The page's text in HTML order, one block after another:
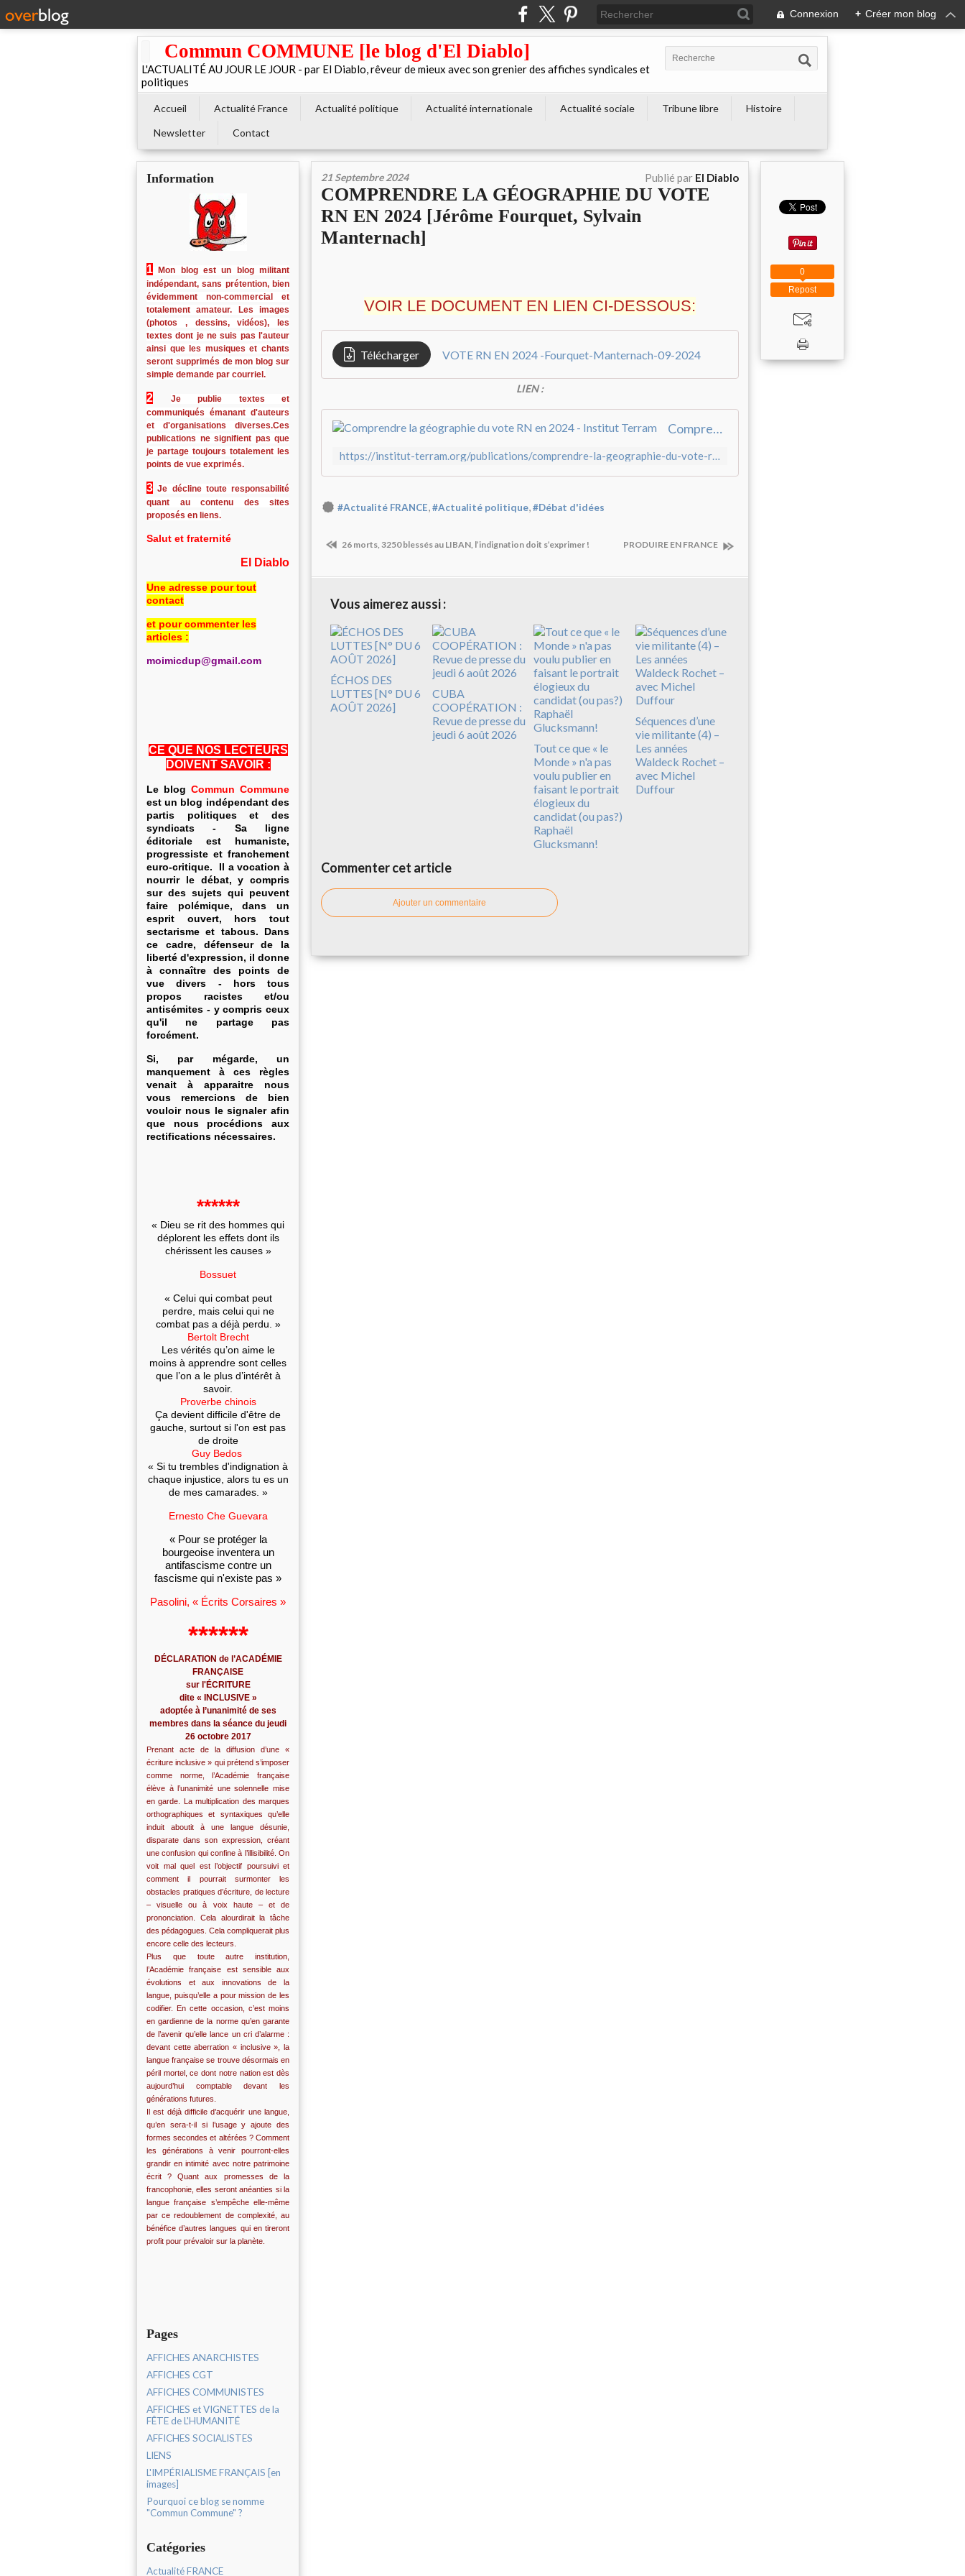
Connexion + Créer mon blog
Commun COMMUNE [le blog d'El Diablo]
L'ACTUALITÉ AU JOUR LE JOUR - par El Diablo, rêveur de mieux avec son grenier des affiches syndicales et
politiques
Accueil Actualité France Actualité politique Actualité internationale Actualité sociale Tribune libre
Histoire
Newsletter
Contact
Information
1
Mon blog est un blog militant
indépendant, sans prétention, bien
évidemment non-commercial et
totalement amateur. Les images
(photos , dessins, vidéos), les
textes dont je ne suis pas l'auteur
ainsi que les musiques et chants
seront supprimés de mon blog sur
simple demande par courriel.
2
Je publie textes et
communiqués émanant d'auteurs
et d'organisations diverses.Ces
publications ne signifient pas que
je partage toujours totalement les
points de vue exprimés.
3 Je décline toute responsabilité
quant au contenu des sites
proposés en liens.
Salut et fraternité
El Diablo
Une adresse pour tout
contact
et pour commenter les
articles :
moimicdup@gmail.com
CE QUE NOS LECTEURS
DOIVENT SAVOIR :
Le blog Commun Commune
est un blog indépendant des
partis politiques et des
syndicats - Sa ligne
éditoriale est humaniste,
progressiste et franchement
euro-critique. Il a vocation à
nourrir le débat, y compris
sur des sujets qui peuvent
faire polémique, dans un
esprit ouvert, hors tout
sectarisme et tabous. Dans
ce cadre, défenseur de la
liberté d'expression, il donne
à connaître des points de
vue divers - hors tous
propos racistes et/ou
antisémites - y compris ceux
qu'il ne partage pas
forcément.
Si, par mégarde, un
manquement à ces règles
venait à apparaitre nous
vous remercions de bien
vouloir nous le signaler afin
que nous procédions aux
rectifications nécessaires.
******
« Dieu se rit des hommes qui
déplorent les effets dont ils
chérissent les causes »
Bossuet
« Celui qui combat peut
perdre, mais celui qui ne
combat pas a déjà perdu. »
Bertolt Brecht
Les vérités qu’on aime le
moins à apprendre sont celles
que l’on a le plus d’intérêt à
savoir.
Proverbe chinois
Ça devient difficile d'être de
gauche, surtout si l'on est pas
de droite
Guy Bedos
« Si tu trembles d'indignation à
chaque injustice, alors tu es un
de mes camarades. »
Ernesto Che Guevara
« Pour se protéger la
bourgeoise inventera un
antifascisme contre un
fascisme qui n'existe pas »
Pasolini, « Écrits Corsaires »
******
DÉCLARATION de l’ACADÉMIE
FRANÇAISE
sur l'ÉCRITURE
dite « INCLUSIVE »
adoptée à l’unanimité de ses
membres dans la séance du jeudi
26 octobre 2017
Prenant acte de la diffusion d’une «
écriture inclusive » qui prétend s’imposer
comme norme, l’Académie française
élève à l’unanimité une solennelle mise
en garde. La multiplication des marques
orthographiques et syntaxiques qu’elle
induit aboutit à une langue désunie,
disparate dans son expression, créant
une confusion qui confine à l’illisibilité. On
voit mal quel est l’objectif poursuivi et
comment il pourrait surmonter les
obstacles pratiques d’écriture, de lecture
– visuelle ou à voix haute – et de
prononciation. Cela alourdirait la tâche
des pédagogues. Cela compliquerait plus
encore celle des lecteurs.
Plus que toute autre institution,
l’Académie française est sensible aux
évolutions et aux innovations de la
langue, puisqu’elle a pour mission de les
codifier. En cette occasion, c’est moins
en gardienne de la norme qu’en garante
de l’avenir qu’elle lance un cri d’alarme :
devant cette aberration « inclusive », la
langue française se trouve désormais en
péril mortel, ce dont notre nation est dès
aujourd’hui comptable devant les
générations futures.
Il est déjà difficile d’acquérir une langue,
qu’en sera-t-il si l’usage y ajoute des
formes secondes et altérées ? Comment
les générations à venir pourront-elles
grandir en intimité avec notre patrimoine
écrit ? Quant aux promesses de la
francophonie, elles seront anéanties si la
langue française s’empêche elle-même
par ce redoublement de complexité, au
bénéfice d’autres langues qui en tireront
profit pour prévaloir sur la planète.
Pages
AFFICHES ANARCHISTES
AFFICHES CGT
AFFICHES COMMUNISTES
AFFICHES et VIGNETTES de la
FÊTE de L'HUMANITÉ
AFFICHES SOCIALISTES
LIENS
L'IMPÉRIALISME FRANÇAIS [en
images]
Pourquoi ce blog se nomme
"Commun Commune" ?
Catégories
Actualité FRANCE
21 Septembre 2024 Publié par El Diablo
COMPRENDRE LA GÉOGRAPHIE DU VOTE
RN EN 2024 [Jérôme Fourquet, Sylvain
Manternach]
VOIR LE DOCUMENT EN LIEN CI-DESSOUS:
Télécharger VOTE RN EN 2024 -Fourquet-Manternach-09-2024
LIEN :
Comprendre la géographie du vote RN en 2024 - Institut Terram
https://institut-terram.org/publications/comprendre-la-geographie-du-vote-rn-en-2024/
#Actualité FRANCE,#Actualité politique,#Débat d'idées
26 morts, 3250 blessés au LIBAN, l’indignation doit s’exprimer ! PRODUIRE EN FRANCE
Vous aimerez aussi :
ÉCHOS DES
LUTTES [N° DU 6
AOÛT 2026]
CUBA
COOPÉRATION :
Revue de presse du
jeudi 6 août 2026
Tout ce que « le
Monde » n'a pas
voulu publier en
faisant le portrait
élogieux du
candidat (ou pas?)
Raphaël
Glucksmann!
Séquences d’une
vie militante (4) –
Les années
Waldeck Rochet –
avec Michel
Duffour
Commenter cet article
Ajouter un commentaire
Repost
0